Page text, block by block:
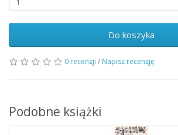
Do koszyka
0 recenzji / Napisz recenzję
Podobne książki